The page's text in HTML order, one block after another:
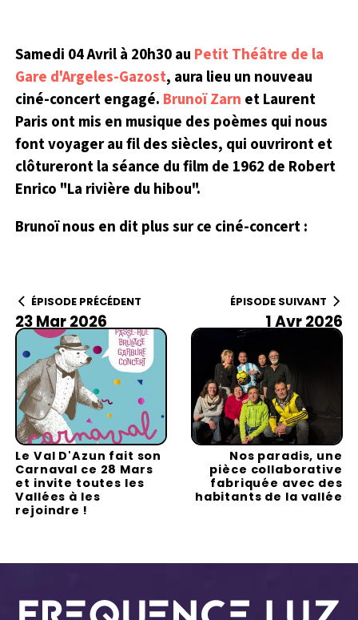
Samedi 04 Avril à 20h30 au Petit Théâtre de la
Gare d'Argeles-Gazost, aura lieu un nouveau
ciné-concert engagé. Brunoï Zarn et Laurent
Paris ont mis en musique des poèmes qui nous
font voyager au fil des siècles, qui ouvriront et
clôtureront la séance du film de 1962 de Robert
Enrico "La rivière du hibou".
Brunoï nous en dit plus sur ce ciné-concert :
ÉPISODE PRÉCÉDENT
23 Mar 2026
Le Val D'Azun fait son
Carnaval ce 28 Mars
et invite toutes les
Vallées à les
rejoindre !
ÉPISODE SUIVANT
1 Avr 2026
Nos paradis, une
pièce collaborative
fabriquée avec des
habitants de la vallée